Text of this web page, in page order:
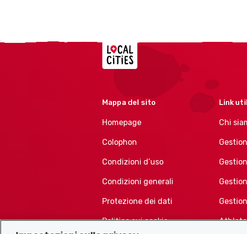
Localcities
Mappa del sito
Homepage
Colophon
Condizioni d’uso
Condizioni generali
Protezione dei dati
Politica sui cookie
Link
Chi